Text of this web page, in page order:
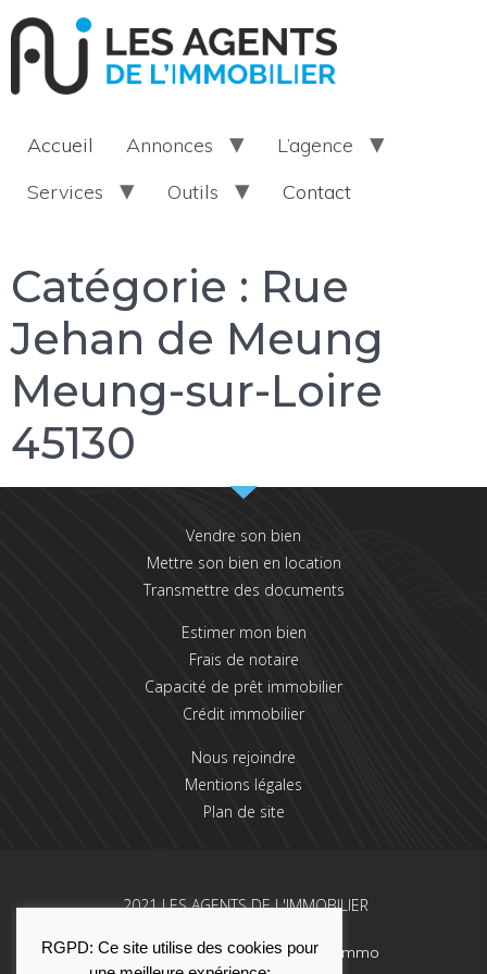
Accueil Annonces
L’agence
Services
Outils Contact
Catégorie : Rue
Jehan de Meung
Meung-sur-Loire
45130
Vendre son bien
Mettre son bien en location
Transmettre des documents
Estimer mon bien
Frais de notaire
Capacité de prêt immobilier
Crédit immobilier
Nous rejoindre
Mentions légales
Plan de site
2021 LES AGENTS DE L'IMMOBILIER
Une réalisation La Solution Immo
RGPD: Ce site utilise des cookies pour